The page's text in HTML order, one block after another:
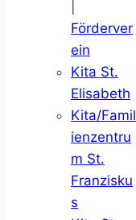
Förderver
ein
Kita St.
Elisabeth
Kita/Famil
ienzentru
m St.
Franzisku
s